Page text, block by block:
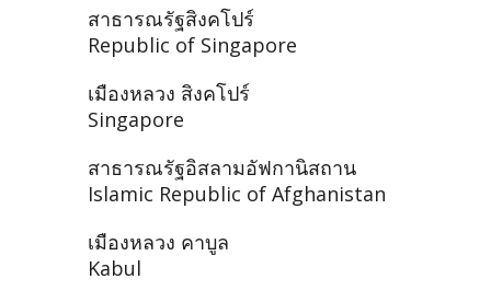
สาธารณรัฐสิงคโปร์
Republic of Singapore
เมืองหลวง สิงคโปร์
Singapore
สาธารณรัฐอิสลามอัฟกานิสถาน
Islamic Republic of Afghanistan
เมืองหลวง คาบูล
Kabul